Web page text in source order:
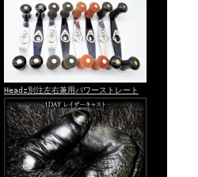
Headz別注左右兼用パワーストレート